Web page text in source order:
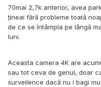
70mai 2,7k anterior, avea
țineai fără probleme toată
de ce se întâmpla pe lângă
luni.
Aceasta camera 4K are
sau tot ceva de genul, doar
surveilence dacă nu i bagi